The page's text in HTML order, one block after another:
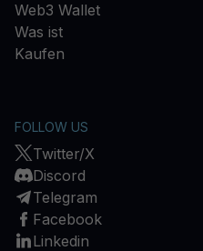
Web3 Wallet
Was ist
Kaufen
FOLLOW US
Twitter/X
Discord
Telegram
Facebook
Linkedin